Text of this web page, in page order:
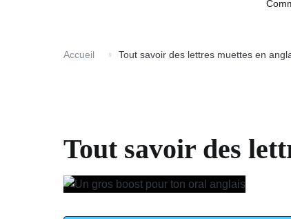
Accueil Tout savoir des lettres muettes en
Tout savoir des